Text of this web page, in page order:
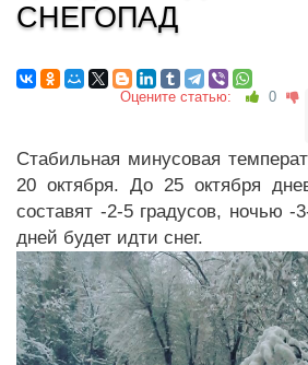
СНЕГОПАД
Оцените статью: 0
Стабильная минусовая
20 октября. До 25 октября
составят -2-5 градусов, ночью -
дней будет идти снег.